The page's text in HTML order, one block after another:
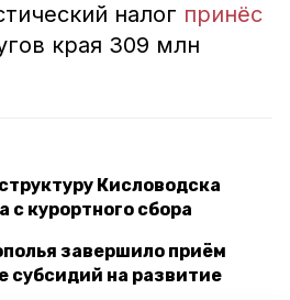
налог принёс
края 309 млн
Кисловодска
с курортного сбора
завершило приём
субсидий на развитие